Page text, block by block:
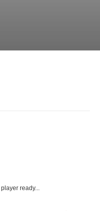
player ready...